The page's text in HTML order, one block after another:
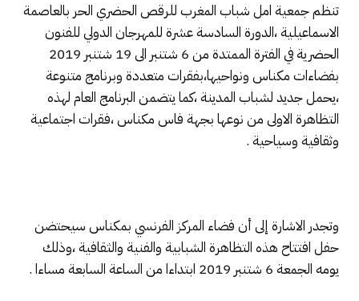
تنظم جمعية امل شباب المغرب للرقص الحضري الحر بالعاصمة
الاسماعيلية ،الدورة السادسة عشرة للمهرجان الدولي للفنون
الحضرية في الفترة الممتدة من 6 شتنبر الى 19 شتنبر 2019
بفضاءات مكناس ونواحيها،بفقرات متعددة وبرنامج متنوعة
،يحمل جديد لشباب المدينة ،كما يتضمن البرنامج العام لهذه
التظاهرة الاولى من نوعها بجهة فاس مكناس ،فقرات اجتماعية
وثقافية وسياحية .
وتجدر الاشارة إلى أن فضاء المركز الفرنسي بمكناس سيحتضن
حفل افتتاح هذه التظاهرة الشبابية والفنية والثقافية ،وذلك
يومه الجمعة 6 شتنبر 2019 ابتداءا من الساعة السابعة مساءا .